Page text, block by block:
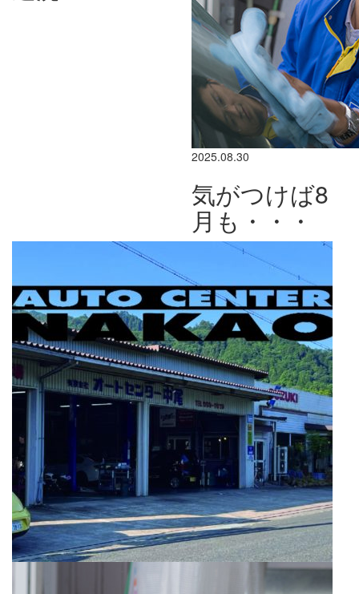
2025.08.30
気がつけば8
月も・・・